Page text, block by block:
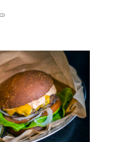
Search